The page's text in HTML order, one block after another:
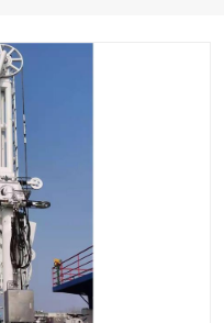
液氯鹤管
活动梯
卸车鹤管
输油臂
火车鹤管
顶部鹤管